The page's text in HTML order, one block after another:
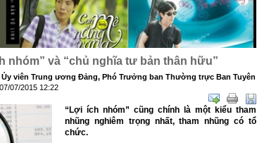
nhóm” và “chủ nghĩa tư bản thân hữu”
Ủy viên Trung ương Đảng, Phó Trưởng ban Thường trực Ban Tuyên
07/2015 12:22
“Lợi ích nhóm” cũng chính là một kiểu tham
nhũng nghiêm trọng nhất, tham nhũng có tổ
chức.